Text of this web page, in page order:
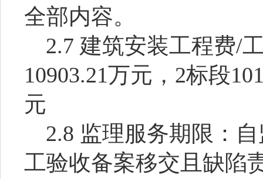
全部内容。
2.7 建筑安装工程费/
10903.21万元， 2标段
元
2.8 监理服务期限：
工验收备案移交且缺陷